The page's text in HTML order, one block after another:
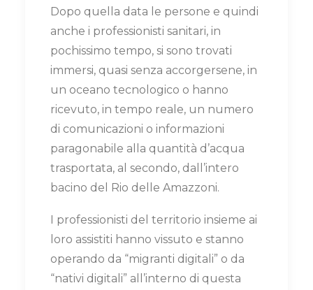
Dopo quella data le persone e quindi
anche i professionisti sanitari, in
pochissimo tempo, si sono trovati
immersi, quasi senza accorgersene, in
un oceano tecnologico o hanno
ricevuto, in tempo reale, un numero
di comunicazioni o informazioni
paragonabile alla quantità d’acqua
trasportata, al secondo, dall’intero
bacino del Rio delle Amazzoni.
I professionisti del territorio insieme ai
loro assistiti hanno vissuto e stanno
operando da “migranti digitali” o da
“nativi digitali” all’interno di questa